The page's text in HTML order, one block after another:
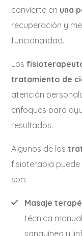
convierte en una
recuperación y
funcionalidad.
Los
tratamiento de
atención
enfoques para
resultados.
Algunos de los
fisioterapia
son:
Masaje
técnica
sanguínea y